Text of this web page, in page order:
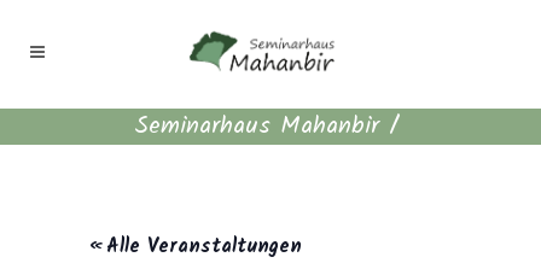
Seminarhaus Mahanbir/
« Alle Veranstaltungen